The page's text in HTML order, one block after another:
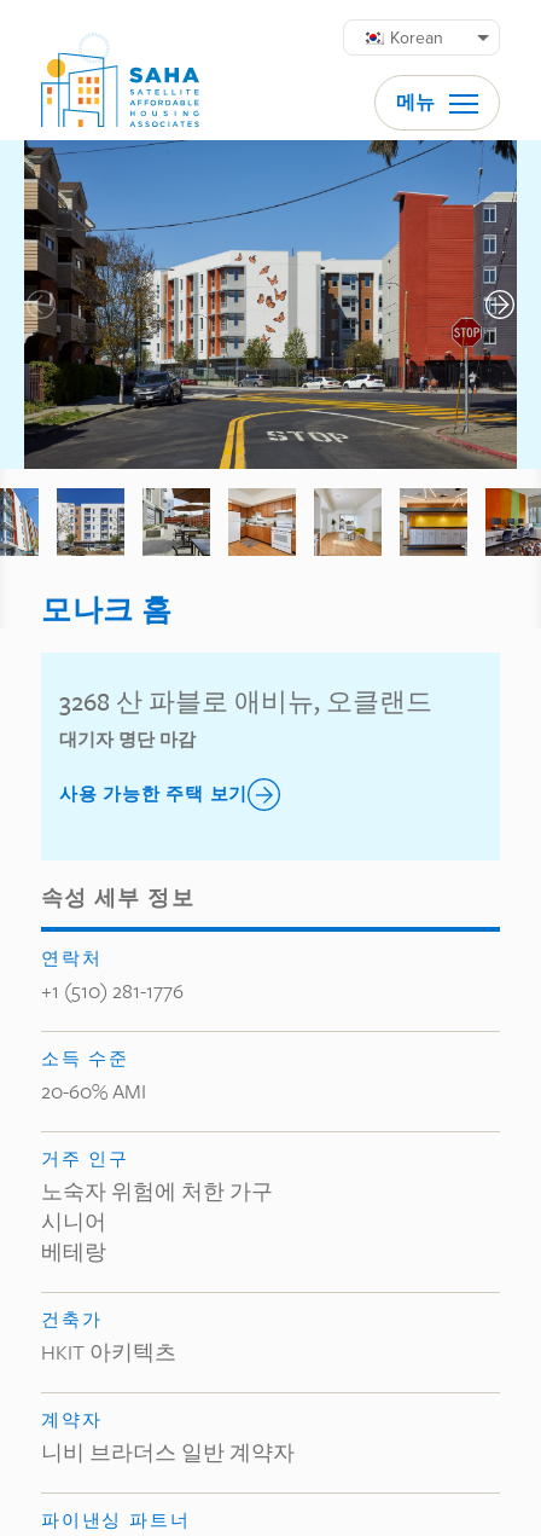
Korean
메뉴
모나크 홈
3268 산 파블로 애비뉴, 오클랜드
대기자 명단 마감
사용 가능한 주택 보기
속성 세부 정보
연락처
+1 (510) 281-1776
소득 수준
20-60% AMI
거주 인구
노숙자 위험에 처한 가구
시니어
베테랑
건축가
HKIT 아키텍츠
계약자
니비 브라더스 일반 계약자
파이낸싱 파트너